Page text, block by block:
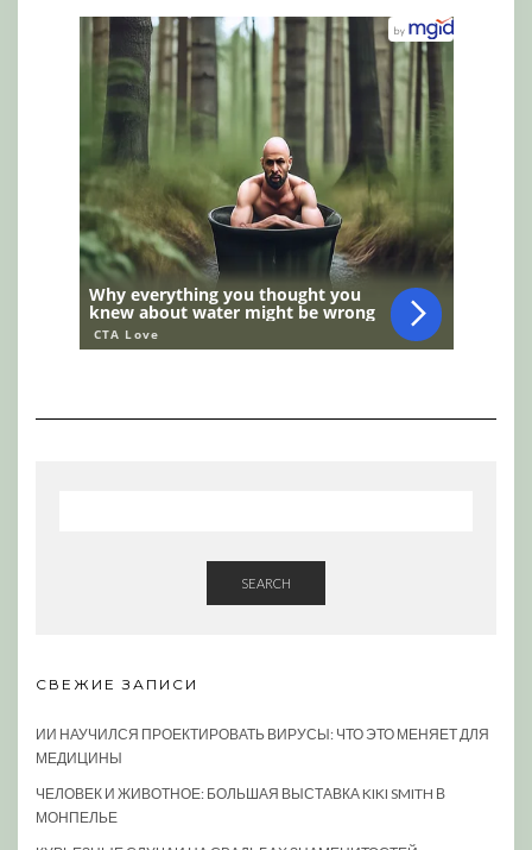
SEARCH
СВЕЖИЕ ЗАПИСИ
ИИ НАУЧИЛСЯ ПРОЕКТИРОВАТЬ ВИРУСЫ: ЧТО ЭТО МЕНЯЕТ ДЛЯ
МЕДИЦИНЫ
ЧЕЛОВЕК И ЖИВОТНОЕ: БОЛЬШАЯ ВЫСТАВКА KIKI SMITH В
МОНПЕЛЬЕ